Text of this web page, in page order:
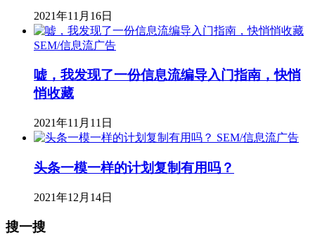
2021年11月16日
SEM/信息流广告
嘘，我发现了一份信息流编导入门指南，快悄
悄收藏
2021年11月11日
SEM/信息流广告
头条一模一样的计划复制有用吗？
2021年12月14日
搜一搜